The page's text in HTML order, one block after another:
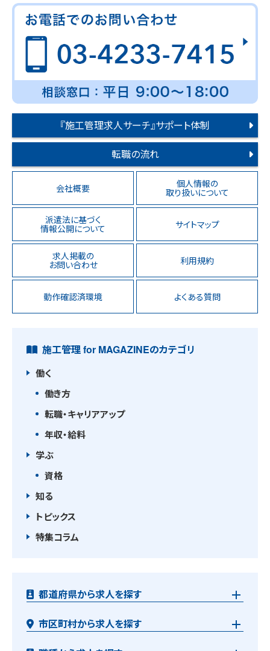
『施工管理求人サーチ』サポート体制
転職の流れ
会社概要 個人情報の
取り扱いについて
派遣法に基づく
情報公開について サイトマップ
求人掲載の
お問い合わせ 利用規約
動作確認済環境 よくある質問
施工管理 for MAGAZINEのカテゴリ
働く
働き方
転職・キャリアアップ
年収・給料
学ぶ
資格
知る
トピックス
特集コラム
都道府県から求人を探す
市区町村から求人を探す